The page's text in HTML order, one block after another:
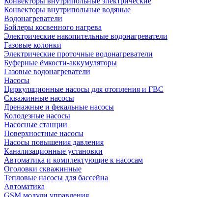
Конвекторы внутрипольные водяные
Водонагреватели
Бойлеры косвенного нагрева
Электрические накопительные водонагреватели
Газовые колонки
Электрические проточные водонагреватели
Буферные ёмкости-аккумуляторы
Газовые водонагреватели
Насосы
Циркуляционные насосы для отопления и ГВС
Скважинные насосы
Дренажные и фекальные насосы
Колодезные насосы
Насосные станции
Поверхностные насосы
Насосы повышения давления
Канализационные установки
Автоматика и комплектующие к насосам
Оголовки скважинные
Тепловые насосы для бассейна
Автоматика
GSM модули управления